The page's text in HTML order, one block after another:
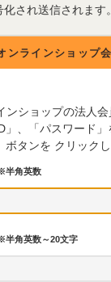
され送信されます。
ンラインショップ
ンショップの法人会
」、「パスワード」
ボタンを クリック
半角英数
半角英数～20文字